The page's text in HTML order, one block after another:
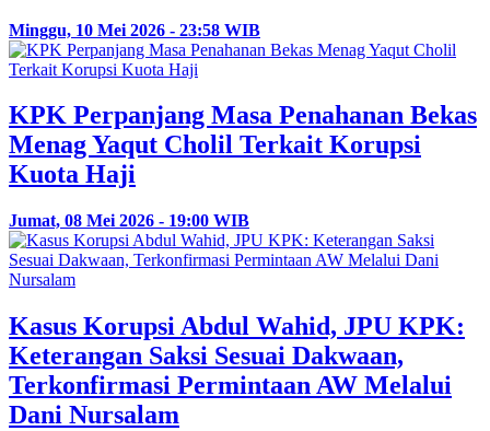
Minggu, 10 Mei 2026 - 23:58 WIB
KPK Perpanjang Masa Penahanan Bekas
Menag Yaqut Cholil Terkait Korupsi
Kuota Haji
Jumat, 08 Mei 2026 - 19:00 WIB
Kasus Korupsi Abdul Wahid, JPU KPK:
Keterangan Saksi Sesuai Dakwaan,
Terkonfirmasi Permintaan AW Melalui
Dani Nursalam